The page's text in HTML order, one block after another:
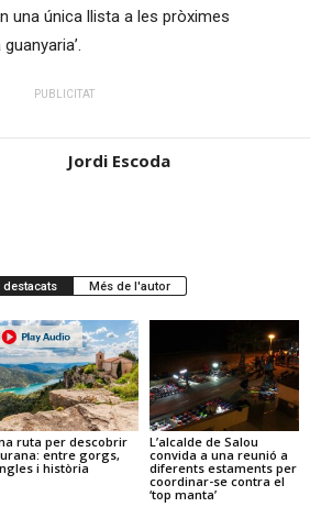
una única llista a les pròximes
PUBLICITAT
Jordi Escoda
Més de l'autor
ruta per descobrir
entre gorgs,
i història
L’alcalde de Salou
convida a una reunió a
diferents estaments per
coordinar-se contra el
‘top manta’